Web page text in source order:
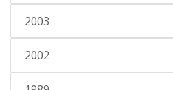
2003
2002